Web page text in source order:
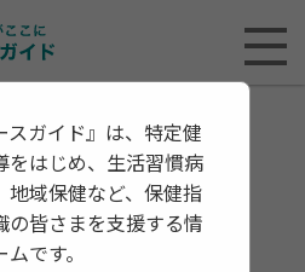
スガイド』は、特定健
をはじめ、生活習慣病
地域保健など、保健指
の皆さまを支援する情
です。